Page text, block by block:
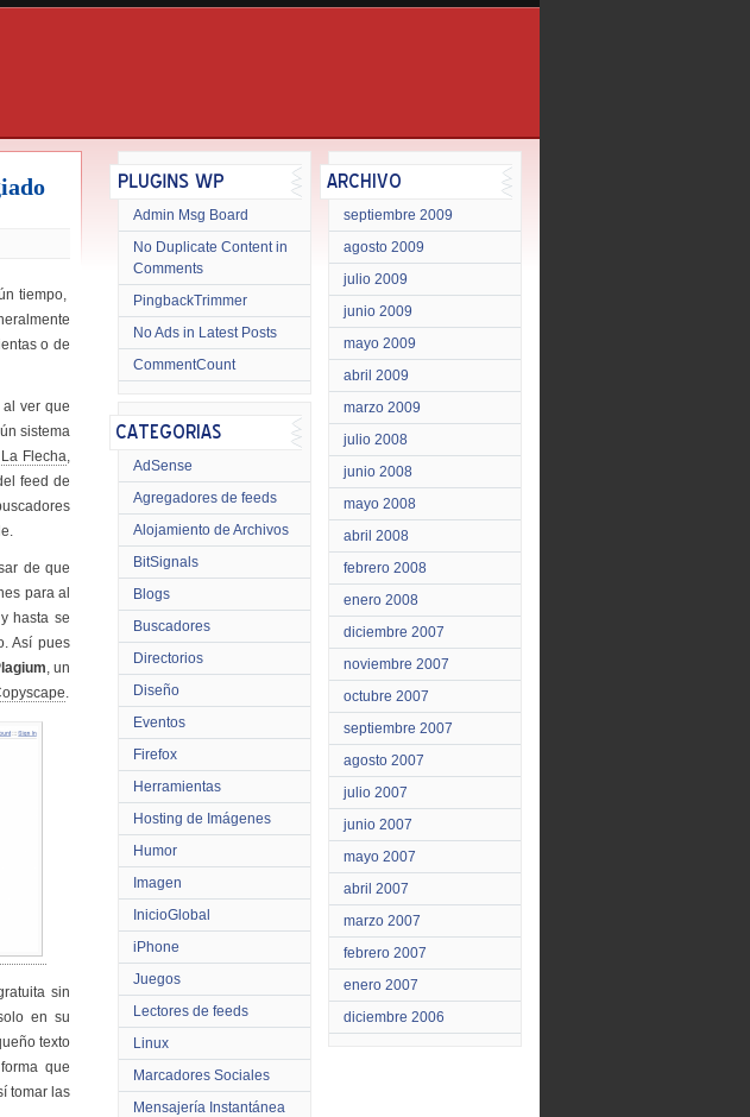
tiempo,
o de
ver que
sistema
Flecha,
feed de
de que
para al
hasta se
Así pues
, un
.
sin
en su
texto
que
tomar las
Admin Msg Board
No Duplicate Content in
Comments
PingbackTrimmer
No Ads in Latest Posts
CommentCount
AdSense
Agregadores de feeds
Alojamiento de Archivos
BitSignals
Blogs
Buscadores
Directorios
Diseño
Eventos
Firefox
Herramientas
Hosting de Imágenes
Humor
Imagen
InicioGlobal
iPhone
Juegos
Lectores de feeds
Linux
Marcadores Sociales
Mensajería Instantánea
septiembre 2009
agosto 2009
julio 2009
junio 2009
mayo 2009
abril 2009
marzo 2009
julio 2008
junio 2008
mayo 2008
abril 2008
febrero 2008
enero 2008
diciembre 2007
noviembre 2007
octubre 2007
septiembre 2007
agosto 2007
julio 2007
junio 2007
mayo 2007
abril 2007
marzo 2007
febrero 2007
enero 2007
diciembre 2006